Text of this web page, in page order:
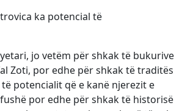
ka potencial të
jo vetëm për shkak të bukurive
Zoti, por edhe për shkak të traditës
potencialit që e kanë njerezit e
por edhe për shkak të historisë